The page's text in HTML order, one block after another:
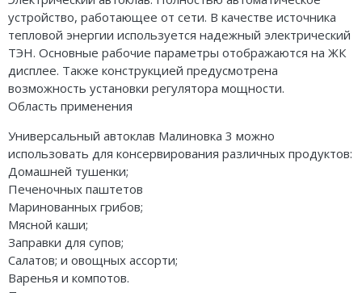
устройство, работающее от сети. В качестве источника
тепловой энергии используется надежный электрический
ТЭН. Основные рабочие параметры отображаются на ЖК
дисплее. Также конструкцией предусмотрена
возможность установки регулятора мощности.
Область применения
Универсальный автоклав Малиновка 3 можно
использовать для консервирования различных продуктов:
Домашней тушенки;
Печеночных паштетов
Маринованных грибов;
Мясной каши;
Заправки для супов;
Салатов; и овощных ассорти;
Варенья и компотов.